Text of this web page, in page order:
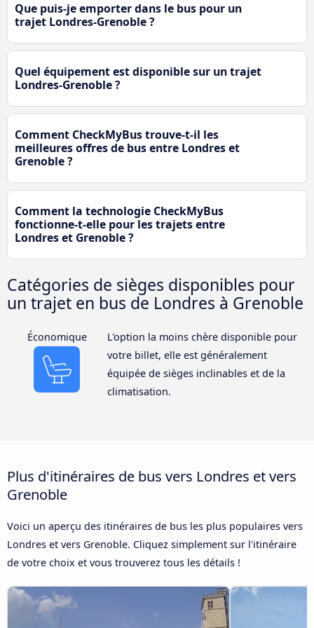
Que puis-je emporter dans le bus pour un
trajet Londres-Grenoble ?
Quel équipement est disponible sur un trajet
Londres-Grenoble ?
Comment CheckMyBus trouve-t-il les
meilleures offres de bus entre Londres et
Grenoble ?
Comment la technologie CheckMyBus
fonctionne-t-elle pour les trajets entre
Londres et Grenoble ?
Catégories de sièges disponibles pour
un trajet en bus de Londres à Grenoble
Économique
L'option la moins chère disponible pour
votre billet, elle est généralement
équipée de sièges inclinables et de la
climatisation.
Plus d'itinéraires de bus vers Londres et vers
Grenoble
Voici un aperçu des itinéraires de bus les plus populaires vers
Londres et vers Grenoble. Cliquez simplement sur l'itinéraire
de votre choix et vous trouverez tous les détails !